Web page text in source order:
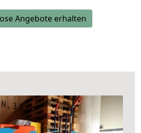
Angebote erhalten